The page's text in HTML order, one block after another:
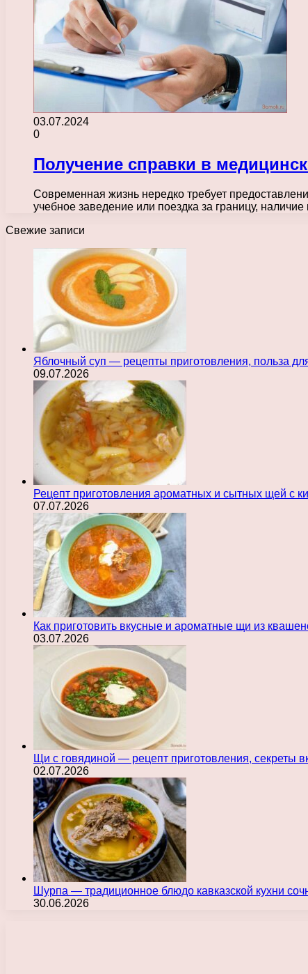
03.07.2024
0
Получение справки в
Современная жизнь нередко требует
учебное заведение или поездка за границу,
Свежие записи
Яблочный суп — рецепты приготовления, польза
09.07.2026
Рецепт приготовления ароматных и сытных щей с
07.07.2026
Как приготовить вкусные и ароматные щи из
03.07.2026
Щи с говядиной — рецепт приготовления, секреты
02.07.2026
Шурпа — традиционное блюдо кавказской кухни
30.06.2026